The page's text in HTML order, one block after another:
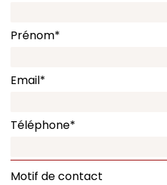
Prénom*
Email*
Téléphone*
Motif de contact